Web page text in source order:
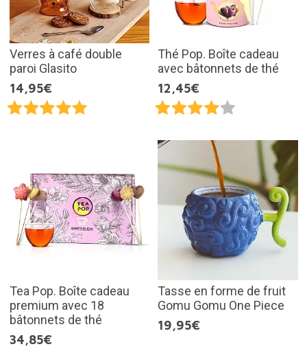
Verres à café double
paroi Glasito
14,95€
Thé Pop. Boîte cadeau
avec bâtonnets de thé
12,45€
Tea Pop. Boîte cadeau
premium avec 18
bâtonnets de thé
34,85€
Tasse en forme de fruit
Gomu Gomu One Piece
19,95€